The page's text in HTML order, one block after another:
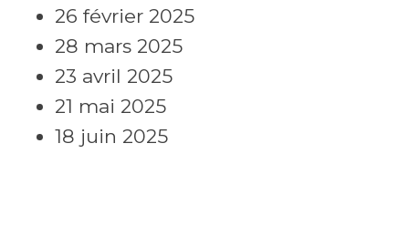
26 février 2025
28 mars 2025
23 avril 2025
21 mai 2025
18 juin 2025